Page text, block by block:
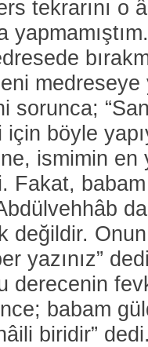
tekrarını o
medreseye
sorunca;
böyle
ismimin
Fakat,
değildir.
yazınız”
derecenin
babam
biridir”